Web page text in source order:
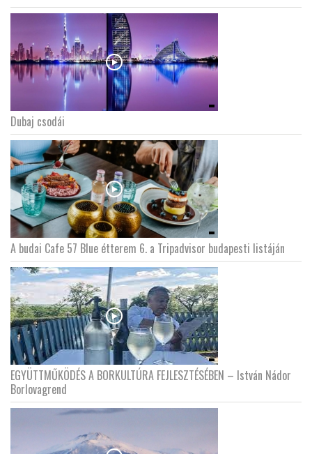
Dubaj csodái
A budai Cafe 57 Blue étterem 6. a Tripadvisor budapesti listáján
EGYÜTTMŰKÖDÉS A BORKULTÚRA FEJLESZTÉSÉBEN – István Nádor
Borlovagrend